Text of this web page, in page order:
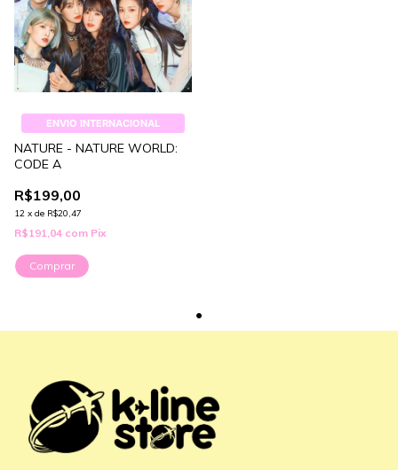
ENVIO INTERNACIONAL
NATURE - NATURE WORLD:
CODE A
R$199,00
12 x de R$20,47
R$191,04 com Pix
Comprar